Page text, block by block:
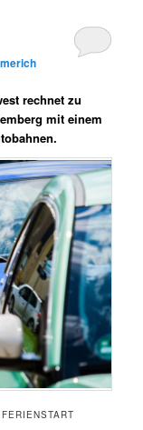
rechnet zu
mit einem
I